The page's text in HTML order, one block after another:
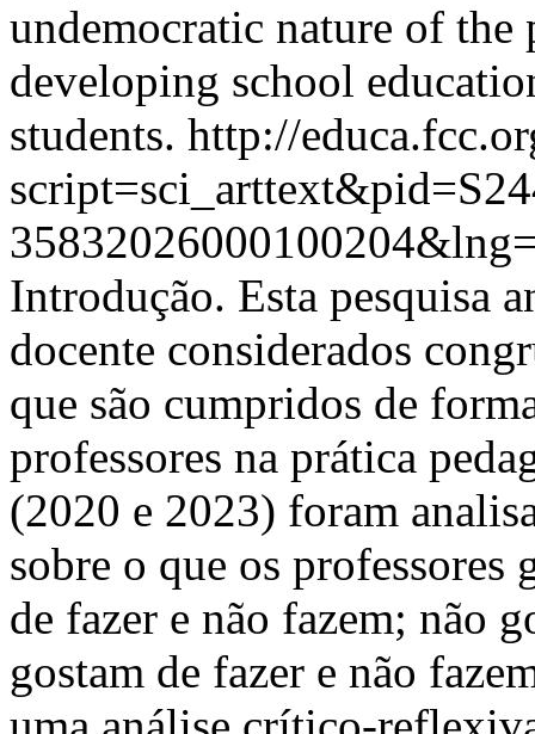
undemocratic nature of
developing school
students. http://
Introdução. Esta pesquisa
docente considerados
que são cumpridos de
professores na prática
(2020 e 2023) foram
sobre o que os professores
de fazer e não fazem; não
gostam de fazer e não